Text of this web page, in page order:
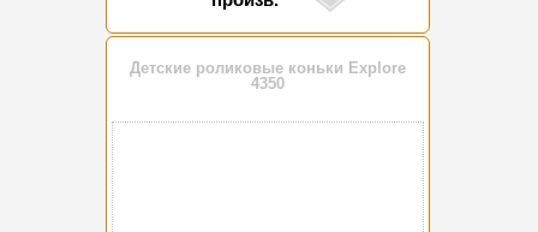
Детские роликовые коньки Explore
4350